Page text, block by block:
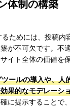
体制の構築
ためには、投稿内
が不可欠です。不
イト全体の価値を
ールの導入や、人
果的なモデレーシ
に提示することで